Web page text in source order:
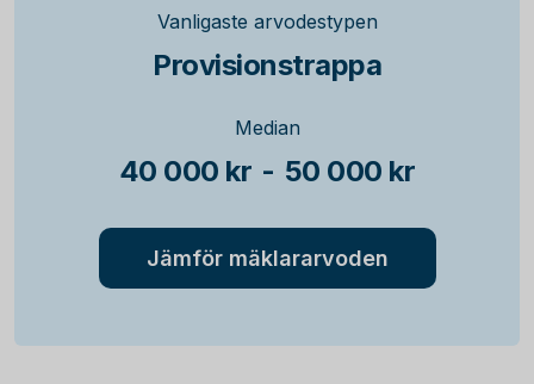
Vanligaste arvodestypen
Provisionstrappa
Median
40 000 kr - 50 000 kr
Jämför mäklararvoden